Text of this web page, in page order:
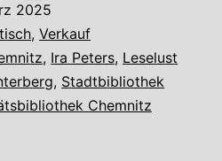
2025
, Verkauf
, Ira Peters, Leselust
, Stadtbibliothek
Chemnitz